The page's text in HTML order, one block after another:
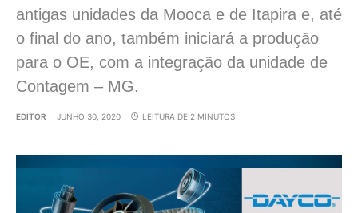
antigas unidades da Mooca e de Itapira e, até
o final do ano, também iniciará a produção
para o OE, com a integração da unidade de
Contagem – MG.
EDITOR JUNHO 30, 2020 LEITURA DE 2 MINUTOS